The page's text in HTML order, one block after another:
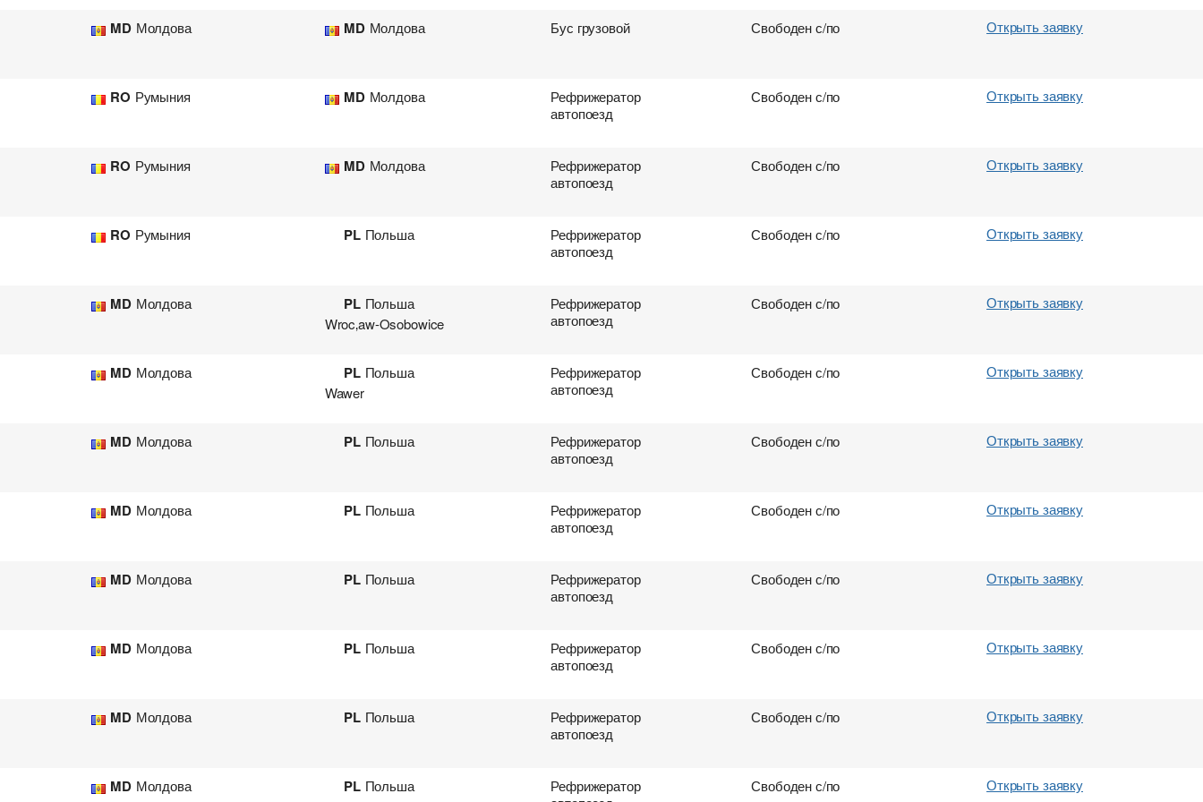
MD Молдова MD Молдова Бус грузовой Свободен с/по Открыть заявку
RO Румыния MD Молдова
Рефрижератор
автопоезд
Свободен с/по Открыть заявку
RO Румыния MD Молдова
Рефрижератор
автопоезд
Свободен с/по Открыть заявку
RO Румыния PL Польша
Рефрижератор
автопоезд
Свободен с/по Открыть заявку
MD Молдова PL Польша
Wroc‚aw-Osobowice
Рефрижератор
автопоезд
Свободен с/по Открыть заявку
MD Молдова PL Польша
Wawer
Рефрижератор
автопоезд
Свободен с/по Открыть заявку
MD Молдова PL Польша
Рефрижератор
автопоезд
Свободен с/по Открыть заявку
MD Молдова PL Польша
Рефрижератор
автопоезд
Свободен с/по Открыть заявку
MD Молдова PL Польша
Рефрижератор
автопоезд
Свободен с/по Открыть заявку
MD Молдова PL Польша
Рефрижератор
автопоезд
Свободен с/по Открыть заявку
MD Молдова PL Польша
Рефрижератор
автопоезд
Свободен с/по Открыть заявку
MD Молдова PL Польша
Рефрижератор
Свободен с/по Открыть заявку